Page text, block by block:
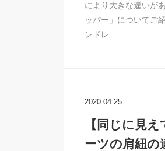
により大きな違いが
ッパー」についてご
ンドレ…
2020.04.25
【同じに見
ーツの肩紐の